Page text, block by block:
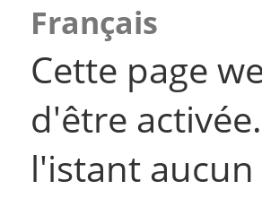
Français
Cette page
d'être
l'istant